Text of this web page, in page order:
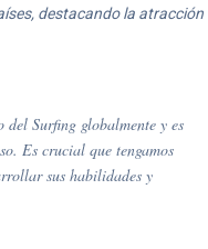
destacando la atracción
Surfing globalmente y es
Es crucial que tengamos
sus habilidades y